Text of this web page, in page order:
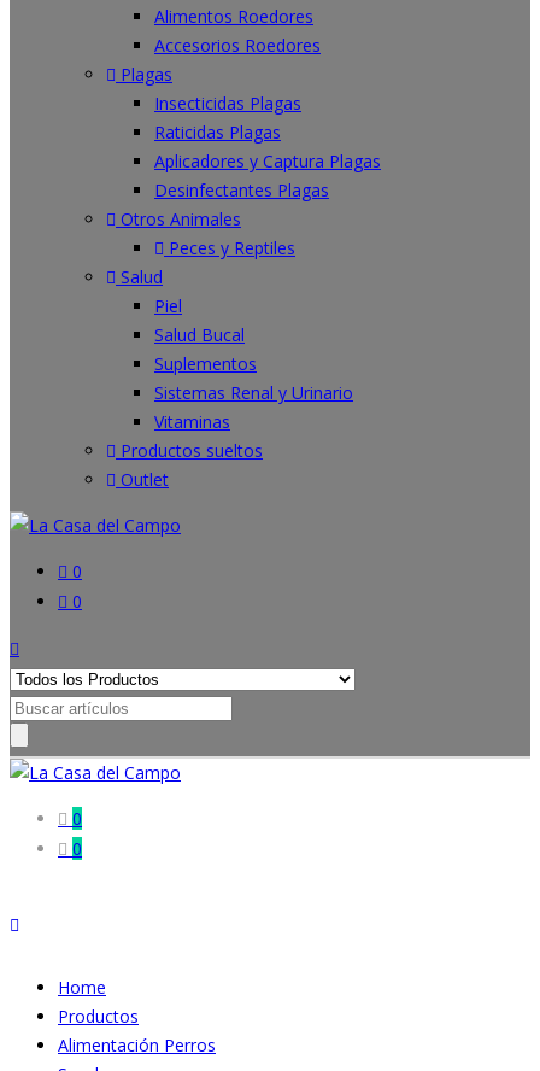
Alimentos Roedores
Accesorios Roedores
Plagas
Insecticidas Plagas
Raticidas Plagas
Aplicadores y Captura Plagas
Desinfectantes Plagas
Otros Animales
Peces y Reptiles
Salud
Piel
Salud Bucal
Suplementos
Sistemas Renal y Urinario
Vitaminas
Productos sueltos
Outlet
0
0
Search
0
0
Home
Productos
Alimentación Perros